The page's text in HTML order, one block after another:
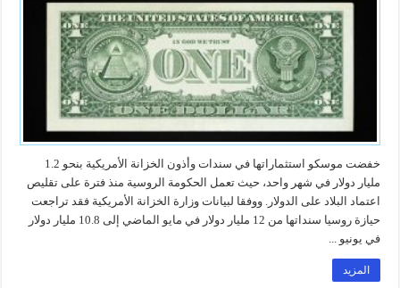
خفضت موسكو استثماراتها في سندات وأذون الخزانة الأمريكية بنحو 1.2
مليار دولار في شهر واحد، حيث تعمل الحكومة الروسية منذ فترة على تقليص
اعتماد البلاد على الدولار. ووفقا لبيانات وزارة الخزانة الأمريكية فقد تراجعت
حيازة روسيا سنداتها من 12 مليار دولار في مايو الماضي إلى 10.8 مليار دولار
في يونيو ...
المزيد